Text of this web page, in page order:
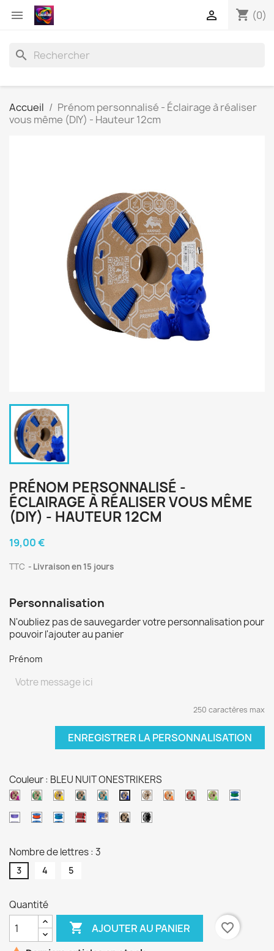
 shopping_cart (0)

search
Accueil
Prénom personnalisé - Éclairage à réaliser
vous même (DIY) - Hauteur 12cm
PRÉNOM PERSONNALISÉ -
ÉCLAIRAGE À RÉALISER VOUS MÊME
(DIY) - HAUTEUR 12CM
19,00 €
TTC Livraison en 15 jours
Personnalisation
N'oubliez pas de sauvegarder votre personnalisation pour
pouvoir l'ajouter au panier
Prénom
250 caractères max
ENREGISTRER LA PERSONNALISATION
Couleur : BLEU NUIT ONESTRIKERS
VIOLETVERT
PATRICK
JAUNEVERT BLEUBLEU
ONESTRIKERS
BLANCORANGEROUGE VERT
VIOLET ORANGEBLEURougeBleu NOIR
Nombre de lettres : 3
3 4 5
Quantité
 AJOUTER AU PANIER
favorite_border